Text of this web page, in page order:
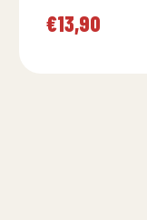
dazu Reis und Salat
€13,90